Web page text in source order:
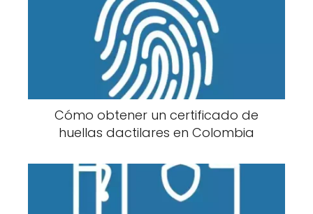
Cómo obtener un certificado de
huellas dactilares en Colombia